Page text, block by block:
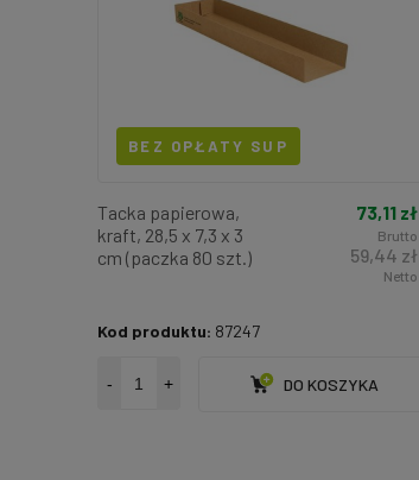
Tacka papierowa,
kraft, 28,5 x 7,3 x 3
cm (paczka 80 szt.)
73,11 zł
Brutto
59,44 zł
Netto
Kod produktu: 87247
+
- DO KOSZYKA
BEZ OPŁATY SUP